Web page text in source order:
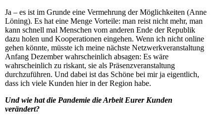
Ja – es ist im Grunde eine Vermehrung der Möglichkeiten (Anne
Löning). Es hat eine Menge Vorteile: man reist nicht mehr, man
kann schnell mal Menschen vom anderen Ende der Republik
dazu holen und Kooperationen eingehen. Wenn ich nicht online
gehen könnte, müsste ich meine nächste Netzwerkveranstaltung
Anfang Dezember wahrscheinlich absagen: Es wäre
wahrscheinlich zu riskant, sie als Präsenzveranstaltung
durchzuführen. Und dabei ist das Schöne bei mir ja eigentlich,
dass ich viele Kunden hier in der Region habe.
Und wie hat die Pandemie die Arbeit Eurer Kunden
verändert?